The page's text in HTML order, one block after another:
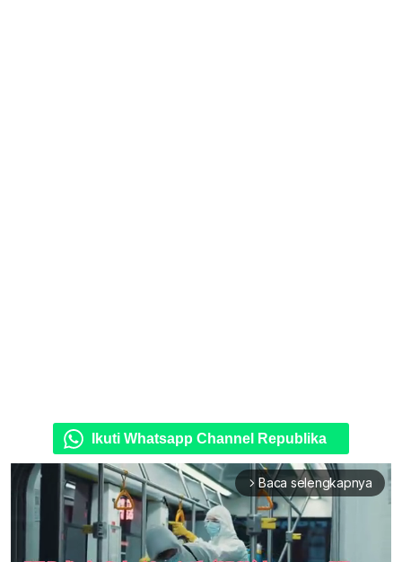
Ikuti Whatsapp Channel Republika
arrow_forward_ios Baca selengkapnya